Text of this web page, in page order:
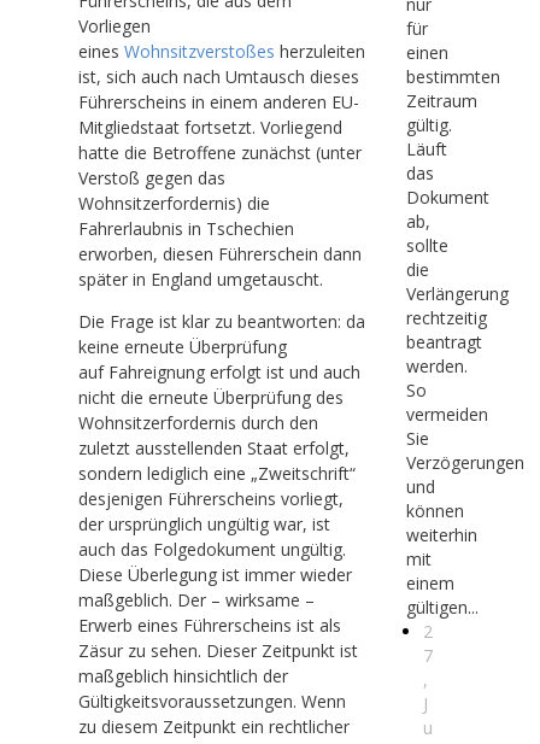
Vorliegen
einesWohnsitzverstoßesherzuleiten
ist, sich auch nach Umtausch dieses
Führerscheins in einem anderen EU-
Mitgliedstaat fortsetzt. Vorliegend
hatte die Betroffene zunächst (unter
Verstoß gegen das
Wohnsitzerfordernis) die
Fahrerlaubnis in Tschechien
erworben, diesen Führerschein dann
später in England umgetauscht.
Die Frage ist klar zu beantworten: da
keine erneute Überprüfung
auf Fahreignung erfolgt ist und auch
nicht die erneute Überprüfung des
Wohnsitzerfordernis durch den
zuletzt ausstellenden Staat erfolgt,
sondern lediglich eine „Zweitschrift“
desjenigen Führerscheins vorliegt,
der ursprünglich ungültig war, ist
auch das Folgedokument ungültig.
Diese Überlegung ist immer wieder
maßgeblich. Der – wirksame –
Erwerb eines Führerscheins ist als
Zäsur zu sehen. Dieser Zeitpunkt ist
maßgeblich hinsichtlich der
Gültigkeitsvoraussetzungen. Wenn
zu diesem Zeitpunkt ein rechtlicher
für
einen
bestimmten
Zeitraum
gültig.
Läuft
das
Dokument
ab,
sollte
die
Verlängerung
rechtzeitig
beantragt
werden.
So
vermeiden
Sie
Verzögerungen
und
können
weiterhin
mit
einem
gültigen...
2
7
,
J
u